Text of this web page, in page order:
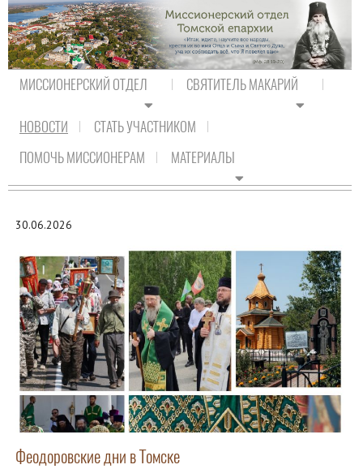
МИССИОНЕРСКИЙ ОТДЕЛ СВЯТИТЕЛЬ МАКАРИЙ
НОВОСТИ
СТАТЬ УЧАСТНИКОМ
ПОМОЧЬ МИССИОНЕРАМ
МАТЕРИАЛЫ
НОВОСТИ ЕПАРХИИ
30.06.2026
Феодоровские дни в Томске